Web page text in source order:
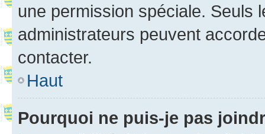
une permission spéciale. Seuls
administrateurs peuvent
contacter.
Haut
Pourquoi ne puis-je pas